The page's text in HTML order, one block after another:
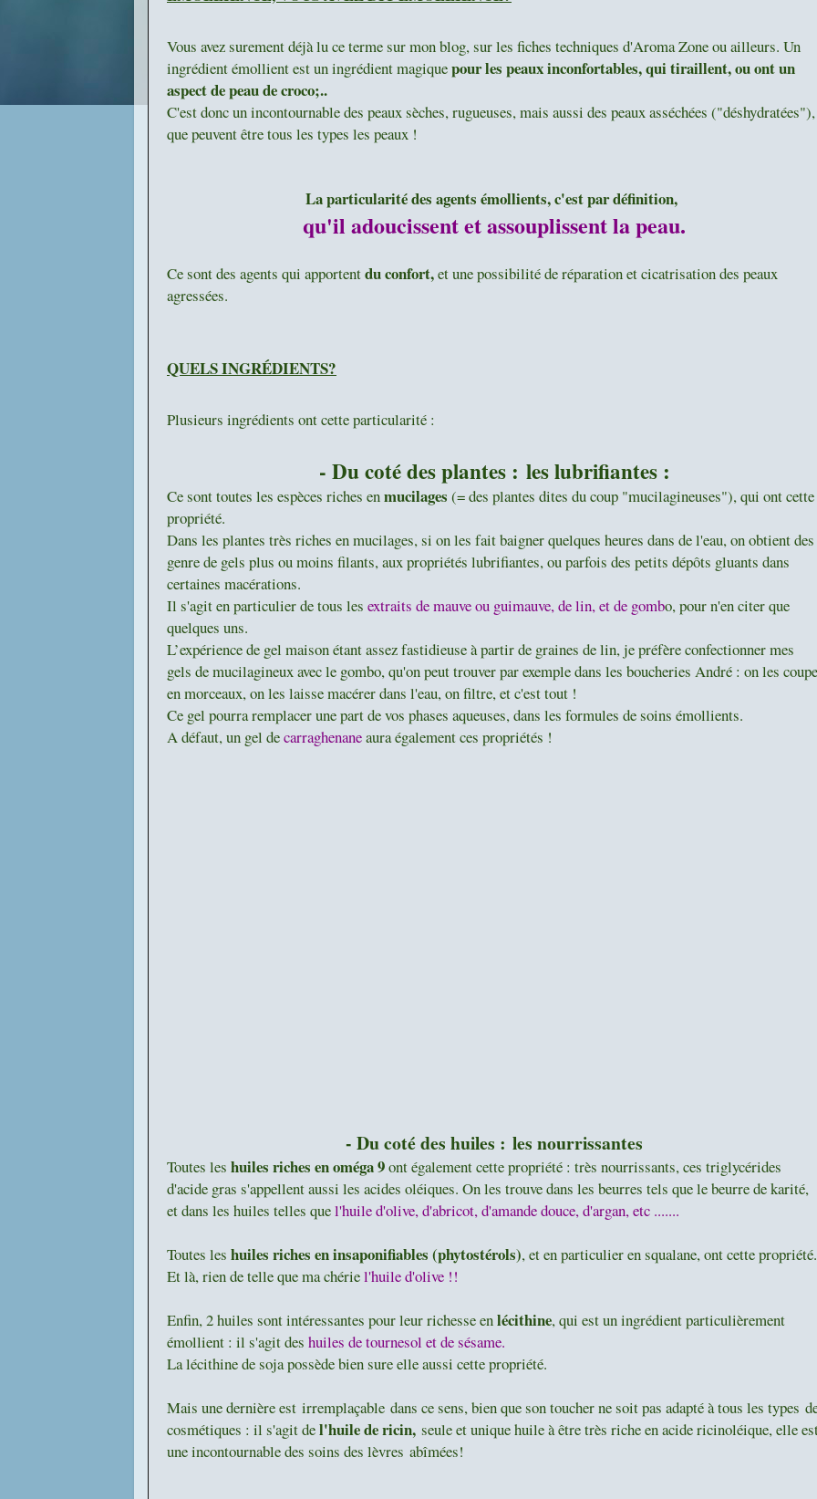
Vous avez surement déjà lu ce terme sur mon blog, sur les fiches techniques d'Aroma Zone ou ailleurs. Un
ingrédient émollient est un ingrédient magiquepour les peaux inconfortables, qui tiraillent, ou ont un
aspect de peau de croco;..
C'est donc un incontournable des peaux sèches, rugueuses, mais aussi des peaux asséchées ("déshydratées"),
que peuvent être tous les types les peaux !
La particularité des agents émollients, c'est par définition,
qu'il adoucissent et assouplissent la peau.
Ce sont des agents qui apportentdu confort,et une possibilité de réparation et cicatrisation des peaux
agressées.
QUELS INGRÉDIENTS?
Plusieurs ingrédients ont cette particularité :
- Du coté des plantes : les lubrifiantes :
Ce sont toutes les espèces riches enmucilages (= des plantes dites du coup "mucilagineuses"), qui ont cette
propriété.
Dans les plantes très riches en mucilages, si on les fait baigner quelques heures dans de l'eau, on obtient des
genre de gels plus ou moins filants, aux propriétés lubrifiantes, ou parfois des petits dépôts gluants dans
certaines macérations.
Il s'agit en particulier de tous les extraits de mauve ou guimauve, de lin, et de gombo, pour n'en citer que
quelques uns.
L’expérience de gel maison étant assez fastidieuse à partir de graines de lin, je préfère confectionner mes
gels de mucilagineux avec le gombo, qu'on peut trouver par exemple dans les boucheries André : on les coupe
en morceaux, on les laisse macérer dans l'eau, on filtre, et c'est tout !
Ce gel pourra remplacer une part de vos phases aqueuses, dans les formules de soins émollients.
A défaut, un gel decarraghenaneaura également ces propriétés !
- Du coté des huiles : les nourrissantes
Toutes les huiles riches en oméga 9ont également cette propriété : très nourrissants, ces triglycérides
d'acide gras s'appellent aussi les acides oléiques. On les trouve dans les beurres tels que le beurre de karité,
et dans les huiles telles quel'huile d'olive, d'abricot, d'amande douce, d'argan, etc .......
Toutes les huiles riches en insaponifiables (phytostérols), et en particulier en squalane, ont cette propriété.
Et là, rien de telle que ma chériel'huile d'olive !!
Enfin, 2 huiles sont intéressantes pour leur richesse enlécithine, qui est un ingrédient particulièrement
émollient : il s'agit des huiles de tournesol et de sésame.
La lécithine de soja possède bien sure elle aussi cette propriété.
Mais une dernière est irremplaçable dans ce sens, bien que son toucher ne soit pas adapté à tous les types
cosmétiques : il s'agit del'huile de ricin, seule et unique huile à être très riche en acide ricinoléique, elle
une incontournable des soins des lèvres abîmées!